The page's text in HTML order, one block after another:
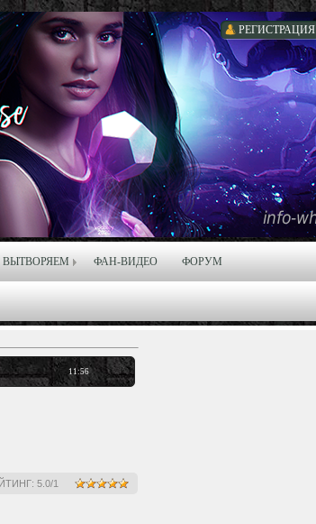
РЕГИСТРАЦИЯ
ФАН-ВИДЕО ФОРУМ
11:56
: 5.0/1